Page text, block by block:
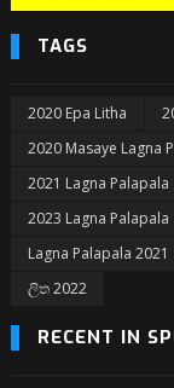
TAGS
2020 Epa Litha
2020 Masaye Lagna
2021 Lagna Palapala
2023 Lagna Palapala
Lagna Palapala 2021
ලිත 2022
RECENT IN